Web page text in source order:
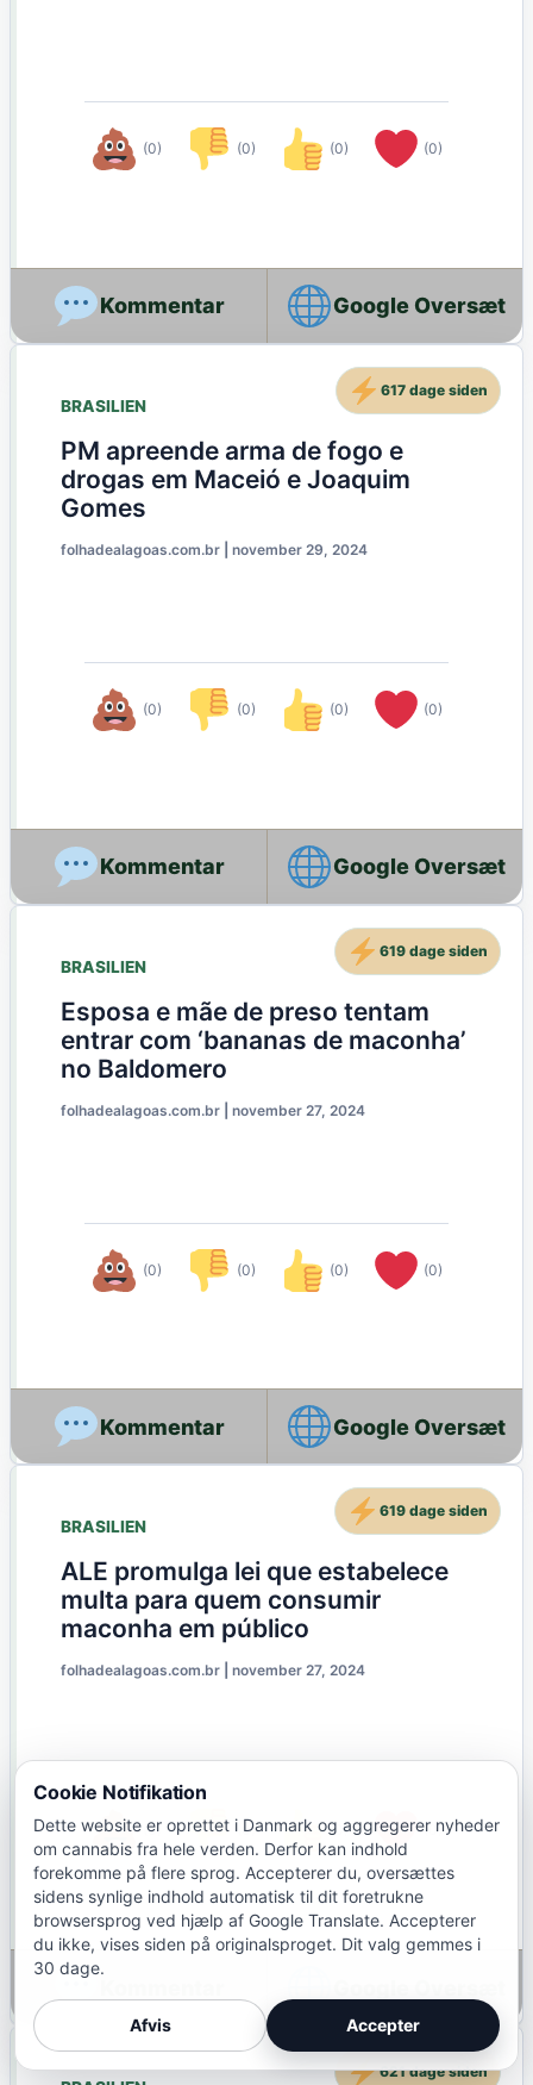
(0) (0) (0) (0)
Google Oversæt
BRASILIEN
PM apreende arma de fogo e
drogas em Maceió e Joaquim
Gomes
folhadealagoas.com.br november 29, 2024
(0) (0) (0) (0)
617 dage siden
Google Oversæt
BRASILIEN
Esposa e mãe de preso tentam
entrar com ‘bananas de maconha’
no Baldomero
folhadealagoas.com.br november 27, 2024
(0) (0) (0) (0)
619 dage siden
Google Oversæt
BRASILIEN
ALE promulga lei que estabelece
multa para quem consumir
maconha em público
folhadealagoas.com.br november 27, 2024
(0) (0) (0) (0)
619 dage siden
621 dage siden
Cookie Notifikation
Dette website er oprettet i Danmark og aggregerer nyheder
om cannabis fra hele verden. Derfor kan indhold
forekomme på flere sprog. Accepterer du, oversættes
sidens synlige indhold automatisk til dit foretrukne
browsersprog ved hjælp af Google Translate. Accepterer
du ikke, vises siden på originalsproget. Dit valg gemmes i
30 dage.
Afvis Accepter